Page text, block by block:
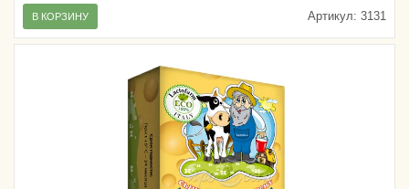
Артикул: 3131
В КОРЗИНУ